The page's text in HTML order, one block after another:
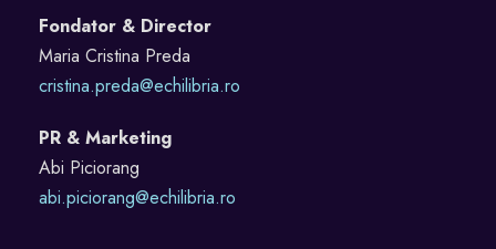
Fondator & Director
Maria Cristina Preda
cristina.preda@echilibria.ro
PR & Marketing
Abi Piciorang
abi.piciorang@echilibria.ro